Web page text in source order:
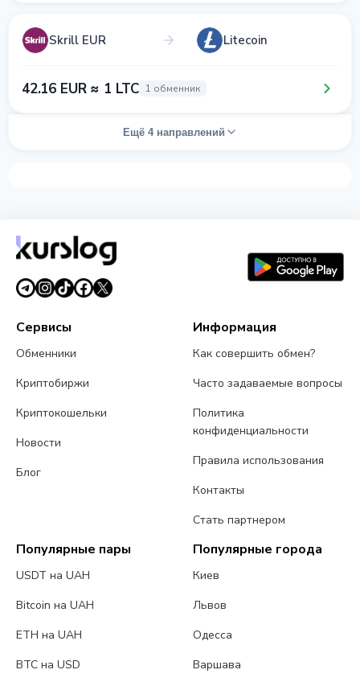
Skrill EUR Litecoin
42.16 EUR ≈ 1 LTC 1 обменник
Ещё 4 направлений
Сервисы
Обменники
Криптобиржи
Криптокошельки
Новости
Блог
Информация
Как совершить обмен?
Часто задаваемые вопросы
Политика
конфиденциальности
Правила использования
Контакты
Стать партнером
Популярные пары
USDT на UAH
Bitcoin на UAH
ETH на UAH
BTC на USD
Популярные города
Киев
Львов
Одесса
Варшава